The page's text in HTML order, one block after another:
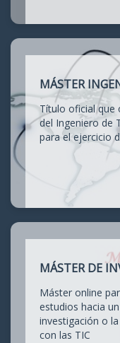
MÁSTER
Título oficial que
del Ingeniero de
para el ejercicio
MÁSTER DE
Máster online
estudios hacia
investigación o
con las TIC